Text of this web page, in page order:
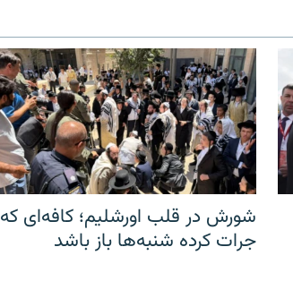
شورش در قلب اورشلیم؛ کافه‌ای که
جرات کرده شنبه‌ها باز باشد